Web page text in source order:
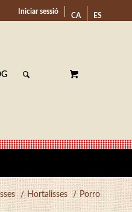
Iniciar sessió
CA ES
/ Hortalisses / Porro